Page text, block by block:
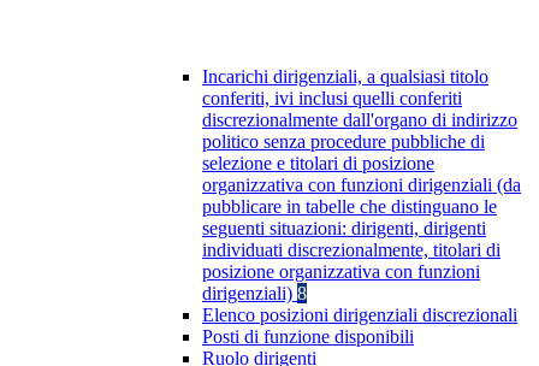
Incarichi dirigenziali, a qualsiasi titolo
conferiti, ivi inclusi quelli conferiti
discrezionalmente dall'organo di indirizzo
politico senza procedure pubbliche di
selezione e titolari di posizione
organizzativa con funzioni dirigenziali (da
pubblicare in tabelle che distinguano le
seguenti situazioni: dirigenti, dirigenti
individuati discrezionalmente, titolari di
posizione organizzativa con funzioni
dirigenziali) 8
Elenco posizioni dirigenziali discrezionali
Posti di funzione disponibili
Ruolo dirigenti